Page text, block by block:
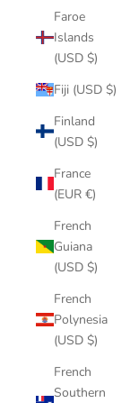
Faroe
Islands
(USD $)
Fiji (USD $)
Finland
(USD $)
France
(EUR €)
French
Guiana
(USD $)
French
Polynesia
(USD $)
French
Southern